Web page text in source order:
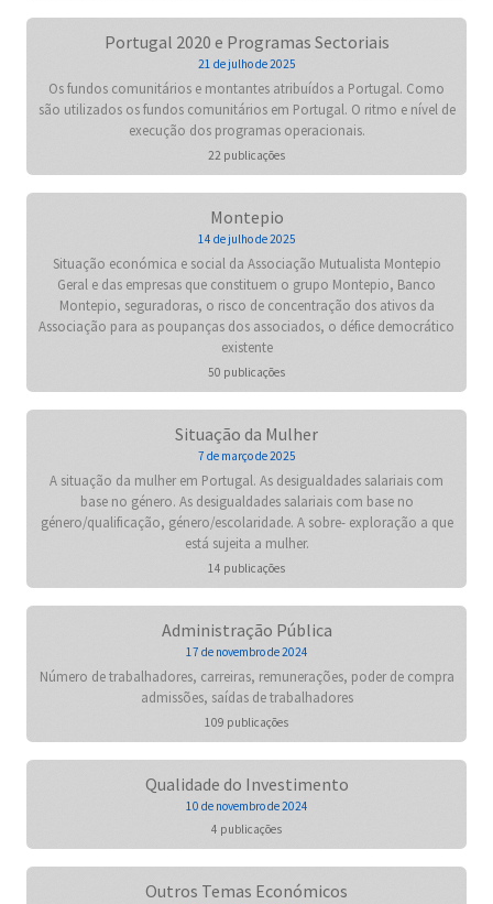
Portugal 2020 e Programas Sectoriais
21 de julho de 2025
Os fundos comunitários e montantes atribuídos a Portugal. Como
são utilizados os fundos comunitários em Portugal. O ritmo e nível de
execução dos programas operacionais.
22 publicações
Montepio
14 de julho de 2025
Situação económica e social da Associação Mutualista Montepio
Geral e das empresas que constituem o grupo Montepio, Banco
Montepio, seguradoras, o risco de concentração dos ativos da
Associação para as poupanças dos associados, o défice democrático
existente
50 publicações
Situação da Mulher
7 de março de 2025
A situação da mulher em Portugal. As desigualdades salariais com
base no género. As desigualdades salariais com base no
género/qualificação, género/escolaridade. A sobre- exploração a que
está sujeita a mulher.
14 publicações
Administração Pública
17 de novembro de 2024
Número de trabalhadores, carreiras, remunerações, poder de compra
admissões, saídas de trabalhadores
109 publicações
Qualidade do Investimento
10 de novembro de 2024
4 publicações
Outros Temas Económicos